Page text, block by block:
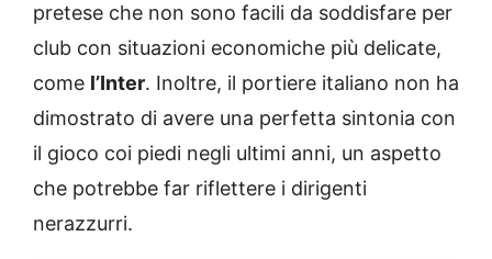
pretese che non sono facili da soddisfare per
club con situazioni economiche più delicate,
come l’Inter. Inoltre, il portiere italiano non ha
dimostrato di avere una perfetta sintonia con
il gioco coi piedi negli ultimi anni, un aspetto
che potrebbe far riflettere i dirigenti
nerazzurri.